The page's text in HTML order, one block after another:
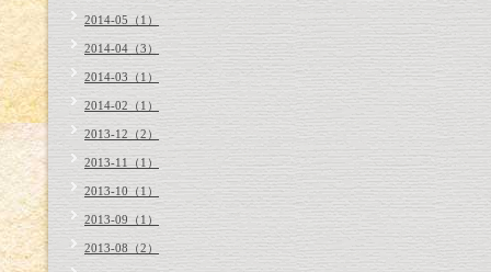
2014-05（1）
2014-04（3）
2014-03（1）
2014-02（1）
2013-12（2）
2013-11（1）
2013-10（1）
2013-09（1）
2013-08（2）